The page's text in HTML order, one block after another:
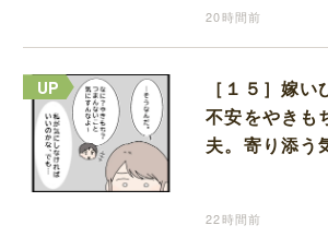
20時間前
［１５］嫁
不安をやきも
夫。寄り添う
22時間前